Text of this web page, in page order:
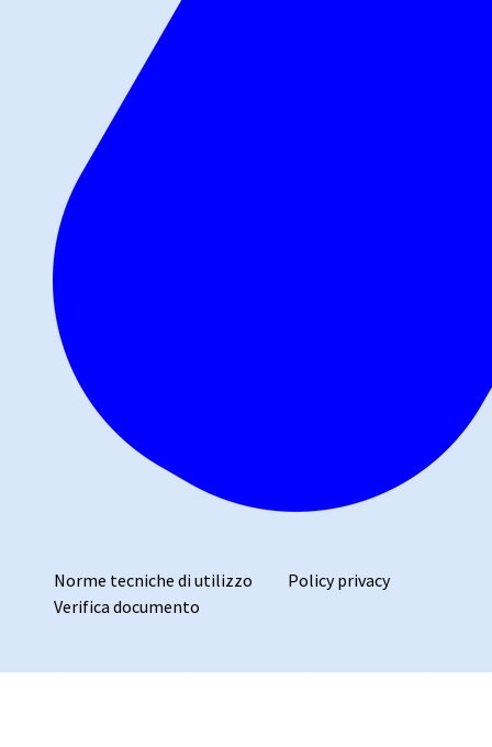
Norme tecniche di utilizzo
Policy privacy
Verifica documento